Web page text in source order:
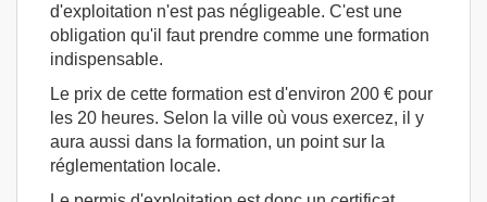
d'exploitation n'est pas négligeable. C'est une
obligation qu'il faut prendre comme une formation
indispensable.
Le prix de cette formation est d'environ 200 € pour
les 20 heures. Selon la ville où vous exercez, il y
aura aussi dans la formation, un point sur la
réglementation locale.